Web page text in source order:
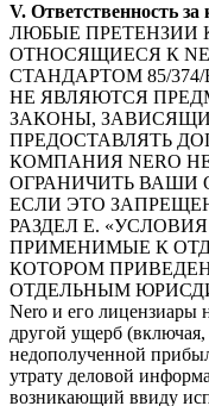
V. Ответственность
ЛЮБЫЕ ПРЕТЕНЗИИ
ОТНОСЯЩИЕСЯ К
СТАНДАРТОМ 85/
НЕ ЯВЛЯЮТСЯ
ЗАКОНЫ,
ПРЕДОСТАВЛЯТЬ
КОМПАНИЯ NERO
ОГРАНИЧИТЬ ВАШИ
ЕСЛИ ЭТО
РАЗДЕЛ E.
ПРИМЕНИМЫЕ К
КОТОРОМ
ОТДЕЛЬНЫМ
Nero и его лицензиары
другой ущерб
недополученной
утрату деловой
возникающий ввиду